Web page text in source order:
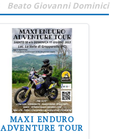
Beato Giovanni Dominici
MAXI ENDURO
ADVENTURE TOUR